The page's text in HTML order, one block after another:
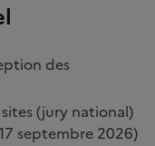
des
(jury national)
septembre 2026)